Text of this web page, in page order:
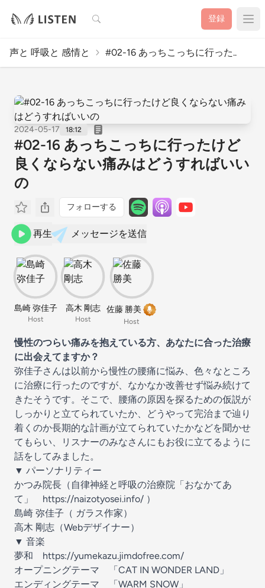
検索 登録
声と 呼吸と 感情と #02-16 あっちこっちに行った..
2024-05-17 18:12
#02-16 あっちこっちに行ったけど
良くならない痛みはどうすればいい
の
フォローする
再生 メッセージを送信
島崎 弥佳子
Host
高木 剛志
Host
佐藤 勝美
Host
慢性のつらい痛みを抱えている方、あなたに合った治療
に出会えてますか？
弥佳子さんは以前から慢性の腰痛に悩み、色々なところ
に治療に行ったのですが、なかなか改善せず悩み続けて
きたそうです。そこで、腰痛の原因を探るための仮説が
しっかりと立てられていたか、どうやって完治まで辿り
着くのか長期的な計画が立てられていたかなどを聞かせ
てもらい、リスナーのみなさんにもお役に立てるように
話をしてみました。
▼ パーソナリティー
かつみ院長（自律神経と呼吸の治療院「おなかてあ
て」 ⁠ https://naizotyosei.info/⁠ ）
島崎 弥佳子（ ガラス作家）
高木 剛志（Webデザイナー）⁠⁠⁠⁠
▼ 音楽
夢和 ⁠⁠⁠⁠⁠⁠⁠⁠⁠https://yumekazu.jimdofree.com/⁠⁠⁠⁠⁠⁠⁠⁠⁠
オープニングテーマ 「CAT IN WONDER LAND」
エンディングテーマ 「WARM SNOW」